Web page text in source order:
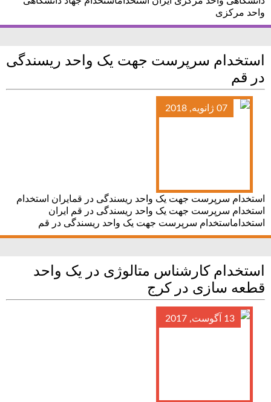
واحد مرکزی
استخدام سرپرست جهت یک واحد ریسندگی
در قم
07 ژانویه, 2018
استخدام سرپرست جهت یک واحد ریسندگی در قمایران استخدام
استخدام سرپرست جهت یک واحد ریسندگی در قم ایران
استخداماستخدام سرپرست جهت یک واحد ریسندگی در قم
استخدام کارشناس متالوژی در یک واحد
قطعه سازی در کرج
13 آگوست, 2017